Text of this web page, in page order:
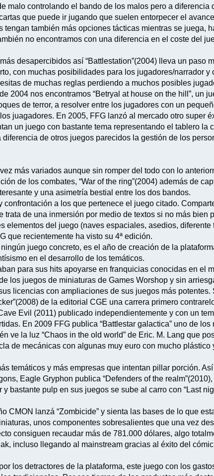
controlando el bando de los malos pero a diferencia
que puede ir jugando que suelen entorpecer el
también más opciones tácticas mientras se juega,
no encontramos con una diferencia en el coste del
desapercibidos así “Battlestation”(2004) lleva un paso
con muchas posibilidades para los jugadores/narrador y
de muchas reglas perdiendo a muchos posibles
2004 nos encontramos “Betryal at house on the hill”, un
de terror, a resolver entre los jugadores con un
juagadores. En 2005, FFG lanzó al mercado otro super
un juego con bastante tema representando el tablero la
de otros juegos parecidos la gestión de los
más variados aunque sin romper del todo con lo
de los combates, “War of the ring”(2004) además de
y una asimetría bestial entre los dos bandos.
a los que pertenece el juego citado.
de una inmersión por medio de textos si no más bien
del juego (naves espaciales, asedios, diferente
que recientemente ha visto su 4ª edición.
juego concreto, es el año de creación de la
en el desarrollo de los temáticos.
para sus hits apoyarse en franquicias conocidas en el
los juegos de miniaturas de Games Worshop y sin
licencias con ampliaciones de sus juegos más potentes.
de la editorial CGE una carrera primero
Evil (2011) publicado independientemente y con un
En 2009 FFG publica “Battlestar galactica” uno de
ve la luz “Chaos in the old world” de Eric. M. Lang que
de mecánicas con algunas muy euro con mucho plástico
temáticos y más empresas que intentan pillar porción.
Eagle Gryphon publica “Defenders of the realm”(2010),
bastante pulp en sus juegos se sube al carro con “Last
lanzá “Zombicide” y sienta las bases de lo que
unos componentes sobresalientes que una vez
consiguen recaudar más de 781.000 dólares, algo
incluso llegando al mainstream gracias al éxito del cómic
los detractores de la plataforma, este juego con los